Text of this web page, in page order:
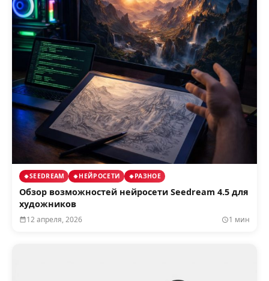
SEEDREAM НЕЙРОСЕТИ РАЗНОЕ
Обзор возможностей нейросети Seedream 4.5 для
художников
12 апреля, 2026 1 мин